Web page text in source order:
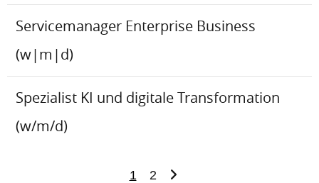
Servicemanager Enterprise Business
(w|m|d)
Spezialist KI und digitale Transformation
(w/m/d)
1 2